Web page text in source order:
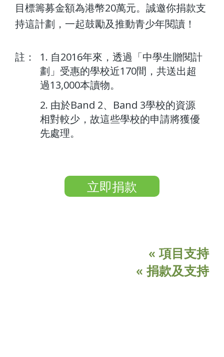
目標籌募金額為港幣20萬元。誠邀你捐款支
持這計劃，一起鼓勵及推動青少年閱讀！
註：
1. 自2016年來，透過「中學生贈閱計
劃」受惠的學校近170間，共送出超
過13,000本讀物。
2. 由於Band 2、Band 3學校的資源
相對較少，故這些學校的申請將獲優
先處理。
立即捐款
« 項目支持
« 捐款及支持